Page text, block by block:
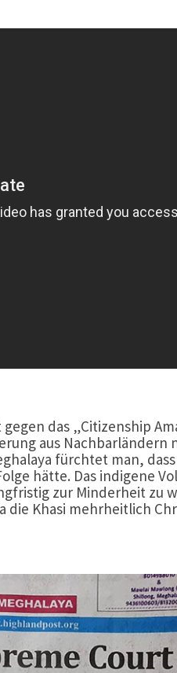
das „Citizenship
aus Nachbarländern
fürchtet man,
hätte. Das indigene
zur Minderheit zu
die Khasi mehrheitlich